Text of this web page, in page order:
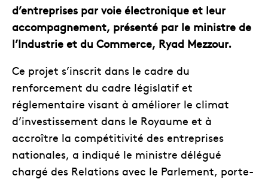
d’entreprises par voie électronique et leur
accompagnement, présenté par le ministre de
l’Industrie et du Commerce, Ryad Mezzour.
Ce projet s’inscrit dans le cadre du
renforcement du cadre législatif et
réglementaire visant à améliorer le climat
d’investissement dans le Royaume et à
accroître la compétitivité des entreprises
nationales, a indiqué le ministre délégué
chargé des Relations avec le Parlement, porte-